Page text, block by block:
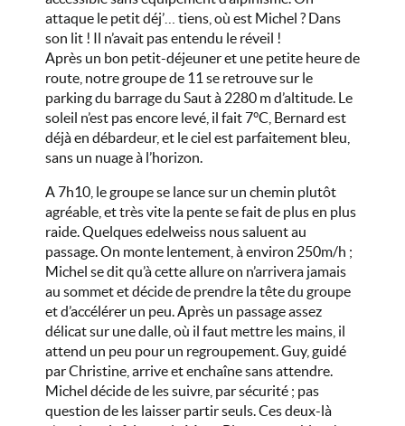
attaque le petit déj’… tiens, où est Michel ? Dans
son lit ! Il n’avait pas entendu le réveil !
Après un bon petit-déjeuner et une petite heure de
route, notre groupe de 11 se retrouve sur le
parking du barrage du Saut à 2280 m d’altitude. Le
soleil n’est pas encore levé, il fait 7°C, Bernard est
déjà en débardeur, et le ciel est parfaitement bleu,
sans un nuage à l’horizon.
A 7h10, le groupe se lance sur un chemin plutôt
agréable, et très vite la pente se fait de plus en plus
raide. Quelques edelweiss nous saluent au
passage. On monte lentement, à environ 250m/h ;
Michel se dit qu’à cette allure on n’arrivera jamais
au sommet et décide de prendre la tête du groupe
et d’accélérer un peu. Après un passage assez
délicat sur une dalle, où il faut mettre les mains, il
attend un peu pour un regroupement. Guy, guidé
par Christine, arrive et enchaîne sans attendre.
Michel décide de les suivre, par sécurité ; pas
question de les laisser partir seuls. Ces deux-là